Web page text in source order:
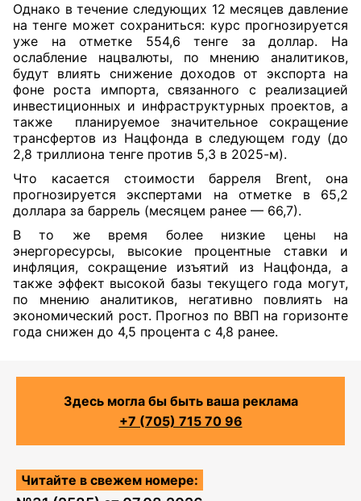
Однако в течение следующих 12 месяцев давление
на тенге может сохраниться: курс прогнозируется
уже на отметке 554,6 тенге за доллар. На
ослабление нацвалюты, по мнению аналитиков,
будут влиять снижение доходов от экспорта на
фоне роста импорта, связанного с реализацией
инвестиционных и инфраструктурных проектов, а
также планируемое значительное сокращение
трансфертов из Нацфонда в следующем году (до
2,8 триллиона тенге против 5,3 в 2025-м).
Что касается стоимости барреля Brent, она
прогнозируется экспертами на отметке в 65,2
доллара за баррель (месяцем ранее — 66,7).
В то же время более низкие цены на
энергоресурсы, высокие процентные ставки и
инфляция, сокращение изъятий из Нацфонда, а
также эффект высокой базы текущего года могут,
по мнению аналитиков, негативно повлиять на
экономический рост. Прогноз по ВВП на горизонте
года снижен до 4,5 процента с 4,8 ранее.
Здесь могла бы быть ваша реклама
+7 (705) 715 70 96
Читайте в свежем номере: